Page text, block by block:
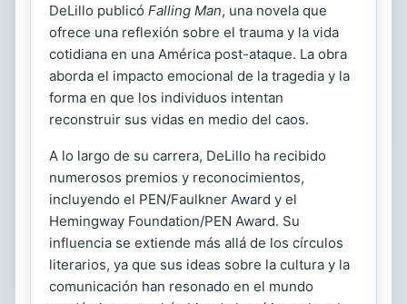
DeLillo publicó Falling Man, una novela que
ofrece una reflexión sobre el trauma y la vida
cotidiana en una América post-ataque. La obra
aborda el impacto emocional de la tragedia y la
forma en que los individuos intentan
reconstruir sus vidas en medio del caos.
A lo largo de su carrera, DeLillo ha recibido
numerosos premios y reconocimientos,
incluyendo el PEN/Faulkner Award y el
Hemingway Foundation/PEN Award. Su
influencia se extiende más allá de los círculos
literarios, ya que sus ideas sobre la cultura y la
comunicación han resonado en el mundo